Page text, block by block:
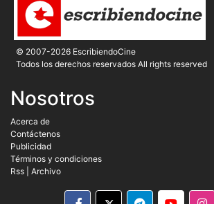
© 2007-2026 EscribiendoCine
Todos los derechos reservados All rights reserved
Nosotros
Acerca de
Contáctenos
Publicidad
Términos y condiciones
Rss
Archivo